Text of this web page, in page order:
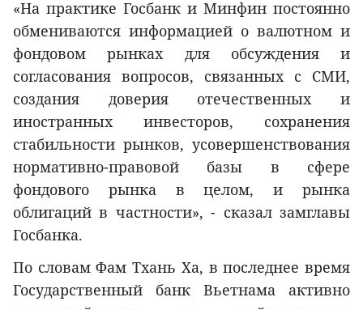
«На практике Госбанк и Минфин постоянно
обмениваются информацией о валютном и
фондовом рынках для обсуждения и
согласования вопросов, связанных с СМИ,
создания доверия отечественных и
иностранных инвесторов, сохранения
стабильности рынков, усовершенствования
нормативно-правовой базы в сфере
фондового рынка в целом, и рынка
облигаций в частности», - сказал замглавы
Госбанка.
По словам Фам Тхань Ха, в последнее время
Государственный банк Вьетнама активно